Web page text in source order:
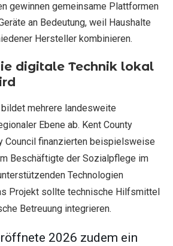
gewinnen gemeinsame Plattformen
an Bedeutung, weil Haushalte
Hersteller kombinieren.
digitale Technik lokal
mehrere landesweite
Ebene ab. Kent County
Council finanzierten beispielsweise
Beschäftigte der Sozialpflege im
Technologien
Projekt sollte technische Hilfsmittel
Betreuung integrieren.
2026 zudem ein